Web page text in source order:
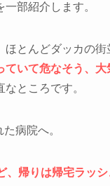
一部紹介します。
ほとんどダッカの
いて危なそう、
なところです。
病院へ。
、帰りは帰宅ラッ